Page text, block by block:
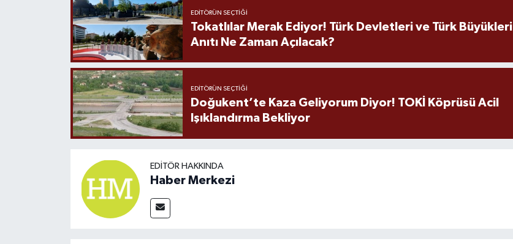
EDITÖRÜN SEÇTIĞI
Tokatlılar Merak Ediyor! Türk Devletleri ve Türk Büyükleri
Anıtı Ne Zaman Açılacak?
EDITÖRÜN SEÇTIĞI
Doğukent’te Kaza Geliyorum Diyor! TOKİ Köprüsü Acil
Işıklandırma Bekliyor
EDITÖR HAKKINDA
Haber Merkezi